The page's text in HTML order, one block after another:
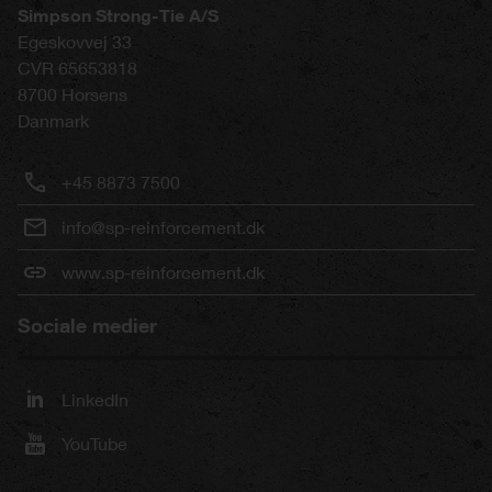
Simpson Strong-Tie A/S
Egeskovvej 33
CVR 65653818
8700 Horsens
Danmark
+45 8873 7500
info@sp-reinforcement.dk
www.sp-reinforcement.dk
Sociale medier
LinkedIn
YouTube